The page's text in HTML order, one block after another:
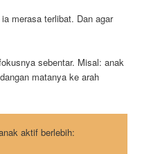
merasa terlibat. Dan agar
sebentar. Misal: anak
matanya ke arah
aktif berlebih: